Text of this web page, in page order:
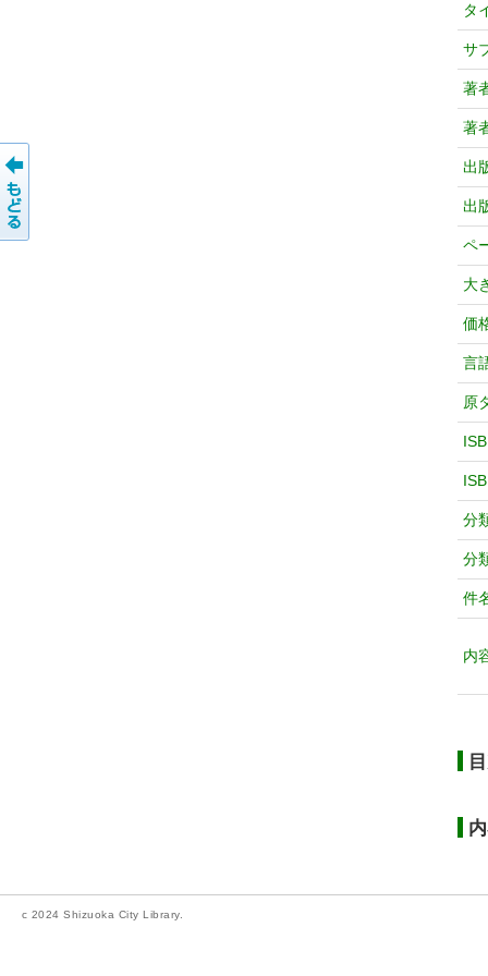
タ
サ
著
著
出
出
ペ
大
価
言
原
分
分
件
内
c 2024 Shizuoka City Library.